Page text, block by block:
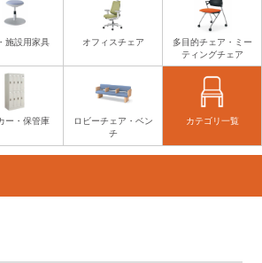
施設用家具 オフィスチェア
多目的チェア・ミー
ティングチェア
ー・保管庫
ロビーチェア・ベン
チ
カテゴリ一覧